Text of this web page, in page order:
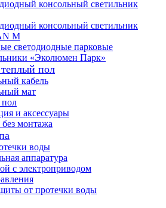
консольный светильник
консольный светильник
M
светодиодные парковые
«Эколюмен Парк»
пол
кабель
мат
и аксессуары
монтажа
воды
аппаратура
с электроприводом
от протечки воды